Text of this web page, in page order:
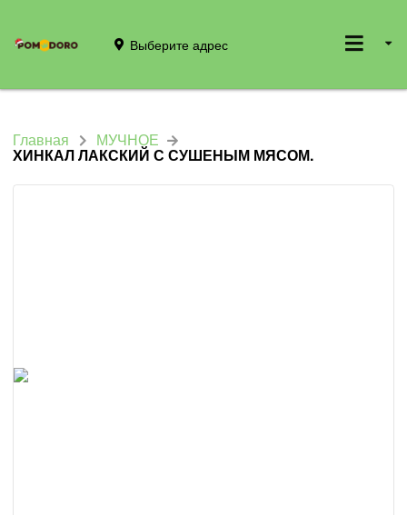
Выберите адрес
Главная МУЧНОЕ
ХИНКАЛ ЛАКСКИЙ С СУШЕНЫМ МЯСОМ.